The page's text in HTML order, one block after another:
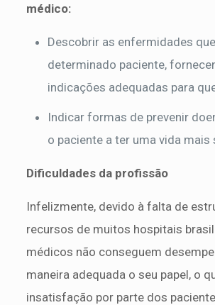
médico:
Descobrir as enfermidades
determinado paciente,
indicações adequadas para
Indicar formas de prevenir
o paciente a ter uma vida mais
Dificuldades da profissão
Infelizmente, devido à falta de
recursos de muitos hospitais
médicos não conseguem
maneira adequada o seu papel, o
insatisfação por parte dos